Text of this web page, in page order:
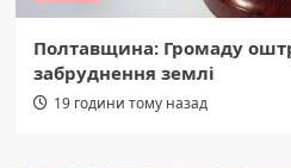
Полтавщина: Громаду
забруднення землі
19 години тому назад